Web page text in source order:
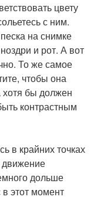
цвету
с ним.
на снимке
и рот. А вот
То же самое
чтобы она
хотя бы должен
контрастным
в крайних точках
движение
дольше
этот момент